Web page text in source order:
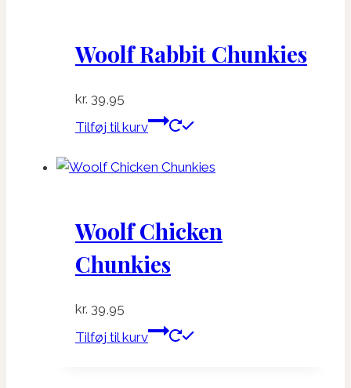
Woolf Rabbit Chunkies
kr. 39,95
Tilføj til kurv
Woolf Chicken
Chunkies
kr. 39,95
Tilføj til kurv